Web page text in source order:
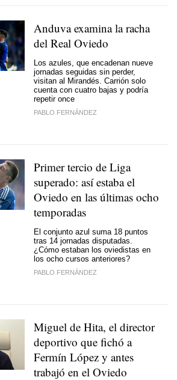
Anduva examina la racha
del Real Oviedo
Los azules, que encadenan nueve
jornadas seguidas sin perder,
visitan al Mirandés. Carrión solo
cuenta con cuatro bajas y podría
repetir once
PABLO FERNÁNDEZ
Primer tercio de Liga
superado: así estaba el
Oviedo en las últimas ocho
temporadas
El conjunto azul suma 18 puntos
tras 14 jornadas disputadas.
¿Cómo estaban los oviedistas en
los ocho cursos anteriores?
PABLO FERNÁNDEZ
Miguel de Hita, el director
deportivo que fichó a
Fermín López y antes
trabajó en el Oviedo